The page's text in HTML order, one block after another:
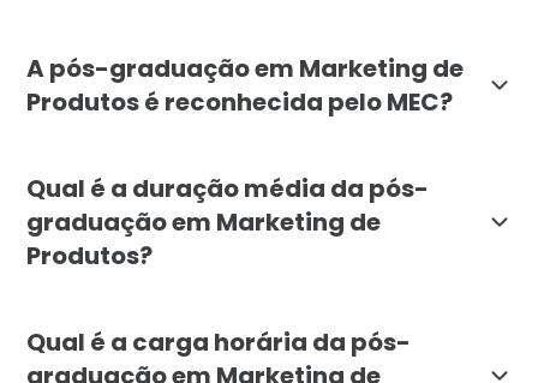
A pós-graduação em Marketing de
Produtos é reconhecida pelo MEC?
Qual é a duração média da pós-
graduação em Marketing de
Produtos?
Qual é a carga horária da pós-
graduação em Marketing de